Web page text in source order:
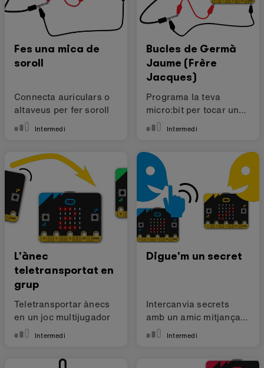
Fes una mica de
soroll
Connecta auriculars o
altaveus per fer soroll
Intermedi
Bucles de Germà
Jaume (Frère
Jacques)
Programa la teva
micro:bit per tocar una
melodiaIntermedi
L'ànec
teletransportat en
grup
Teletransportar ànecs
en un joc multijugador
Intermedi
Digue'm un secret
Intercanvia secrets
amb un amic mitjançant
la ràdioIntermedi